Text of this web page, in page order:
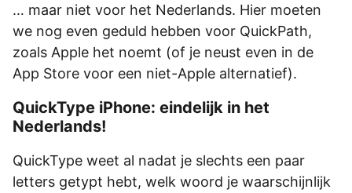
… maar niet voor het Nederlands. Hier moeten
we nog even geduld hebben voor QuickPath,
zoals Apple het noemt (of je neust even in de
App Store voor een niet-Apple alternatief).
QuickType iPhone: eindelijk in het
Nederlands!
QuickType weet al nadat je slechts een paar
letters getypt hebt, welk woord je waarschijnlijk